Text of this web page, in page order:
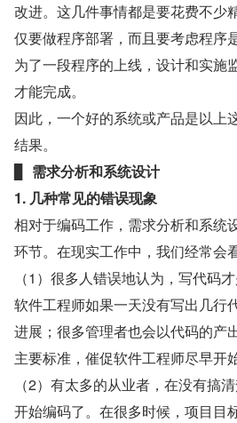
改进。这几件事情都是要花费不少
仅要做程序部署，而且要考虑程序
为了一段程序的上线，设计和实施
才能完成。
因此，一个好的系统或产品是以上
结果。
需求分析和系统设计
1. 几种常见的错误现象
相对于编码工作，需求分析和系统
环节。在现实工作中，我们经常会
（1）很多人错误地认为，写代码
软件工程师如果一天没有写出几行
进展；很多管理者也会以代码的产
主要标准，催促软件工程师尽早开
（2）有太多的从业者，在没有搞
开始编码了。在很多时候，项目目